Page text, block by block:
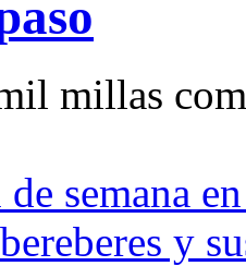
millas
semana
y